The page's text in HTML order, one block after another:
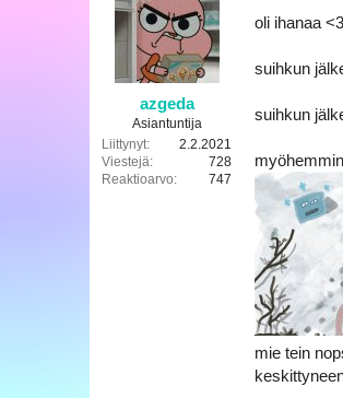
n
a
l
t
u
s
p
ä
i
v
m
azgeda
Asiantuntija
Liittynyt
2.2.2021
Viestejä
728
Reaktioarvo
747
oli ihanaa <3
suihkun
suihkun
mie tein